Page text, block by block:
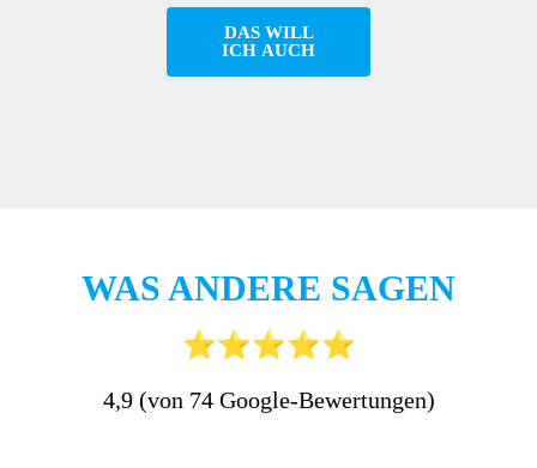
DAS WILL
ICH AUCH
WAS ANDERE SAGEN
⭐⭐⭐⭐⭐
4,9 (von 74 Google-Bewertungen)